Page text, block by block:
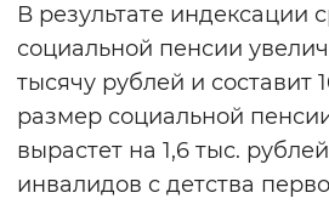
В результате индексации
социальной пенсии
тысячу рублей и составит
размер социальной
вырастет на 1,6 тыс.
инвалидов с детства